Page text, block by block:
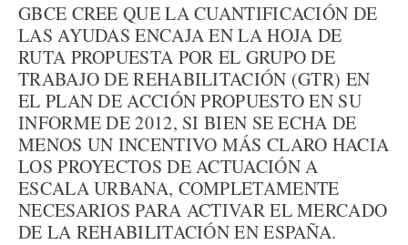
GBCE CREE QUE LA CUANTIFICACIÓN DE
LAS AYUDAS ENCAJA EN LA HOJA DE
RUTA PROPUESTA POR EL GRUPO DE
TRABAJO DE REHABILITACIÓN (GTR) EN
EL PLAN DE ACCIÓN PROPUESTO EN SU
INFORME DE 2012, SI BIEN SE ECHA DE
MENOS UN INCENTIVO MÁS CLARO HACIA
LOS PROYECTOS DE ACTUACIÓN A
ESCALA URBANA, COMPLETAMENTE
NECESARIOS PARA ACTIVAR EL MERCADO
DE LA REHABILITACIÓN EN ESPAÑA.